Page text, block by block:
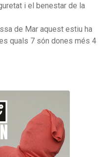
i el benestar de la
de Mar aquest estiu ha
quals 7 són dones més 4